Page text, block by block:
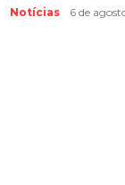
Notícias 6 de